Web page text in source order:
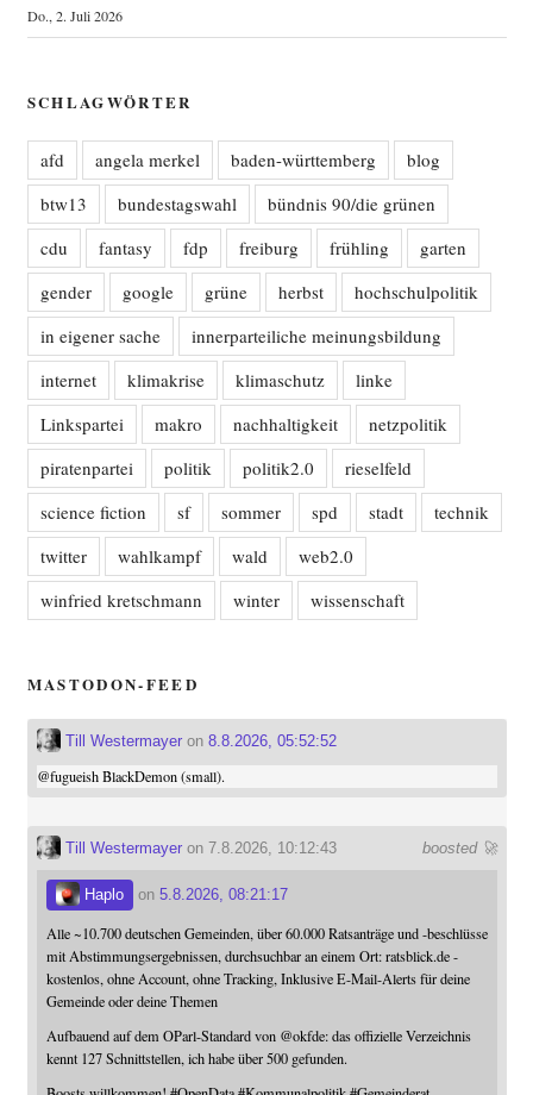
Do., 2. Juli 2026
SCHLAGWÖRTER
afd angela merkel baden-württemberg
blog
btw13
bundestagswahl
bündnis 90/die grünen
cdu
fantasy fdp freiburg frühling
garten
gender
google grüne herbst
hochschulpolitik
in eigener sache
innerparteiliche meinungsbildung
internet
klimakrise klimaschutz
linke
Linkspartei
makro nachhaltigkeit
netzpolitik
piratenpartei
politik politik2.0
rieselfeld
science fiction
sf sommer spd stadt
technik
twitter
wahlkampf wald
web2.0
winfried kretschmann
winter wissenschaft
MASTODON-FEED
Till Westermayeron 8.8.2026, 05:52:52
@fugueishBlackDemon (small).
boosted 🚀
Till Westermayeron 7.8.2026, 10:12:43
Haplo on 5.8.2026, 08:21:17
Alle ~10.700 deutschen Gemeinden, über 60.000 Ratsanträge und -beschlüsse
mit Abstimmungsergebnissen, durchsuchbar an einem Ort: ratsblick.de -
kostenlos, ohne Account, ohne Tracking, Inklusive E-Mail-Alerts für deine
Gemeinde oder deine Themen
Aufbauend auf dem OParl-Standard von @okfde: das offizielle Verzeichnis
kennt 127 Schnittstellen, ich habe über 500 gefunden.